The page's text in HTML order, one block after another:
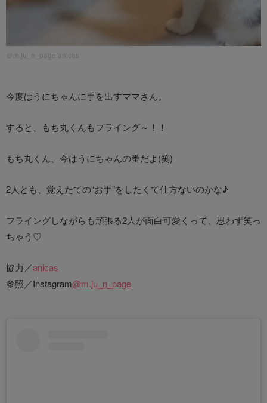
＠m.ju_n_page/anicas
今度はうにちゃんに手を出すママさん。
すると、もち丸くんもフライング～！！
もち丸くん、今はうにちゃんの番だよ(笑)
2人とも、覚えたての“お手”をしたくて仕方ないのかな♪
フライングしながらも頑張る2人が面白可愛くって、思わず笑っ
ちゃう♡
協力／anicas
参照／Instagram@m.ju_n_page